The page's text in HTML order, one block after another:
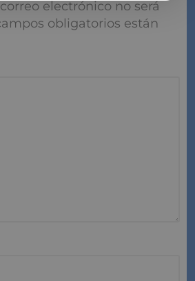
electrónico no será
obligatorios están